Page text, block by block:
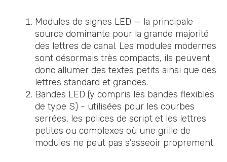
Modules de signes LED — la principale
source dominante pour la grande majorité
des lettres de canal. Les modules modernes
sont désormais très compacts, ils peuvent
donc allumer des textes petits ainsi que des
lettres standard et grandes.
Bandes LED (y compris les bandes flexibles
de type S) - utilisées pour les courbes
serrées, les polices de script et les lettres
petites ou complexes où une grille de
modules ne peut pas s'asseoir proprement.